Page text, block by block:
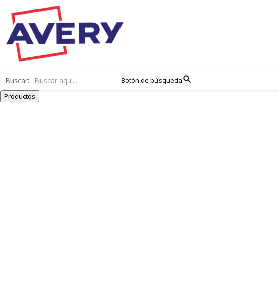
Buscar:
Botón de búsqueda
Productos